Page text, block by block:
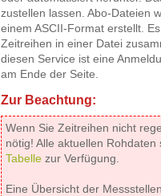
zustellen lassen. Abo-Dateien
einem ASCII-Format erstellt.
Zeitreihen in einer Datei
diesen Service ist eine
am Ende der Seite.
Zur Beachtung:
Wenn Sie Zeitreihen nicht
nötig! Alle aktuellen
Tabelle zur Verfügung.
Eine Übersicht der